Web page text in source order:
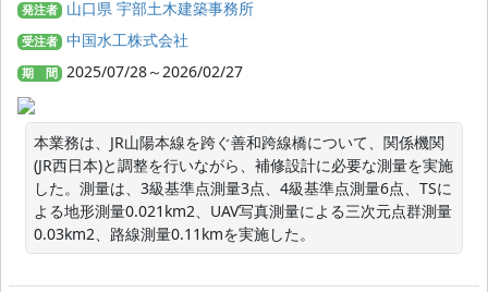
発注者 山口県 宇部土木建築事務所
受注者 中国水工株式会社
期 間 2025/07/28～2026/02/27
本業務は、JR山陽本線を跨ぐ善和跨線橋について、関係機関
(JR西日本)と調整を行いながら、補修設計に必要な測量を実施
した。測量は、3級基準点測量3点、4級基準点測量6点、TSに
よる地形測量0.021km2、UAV写真測量による三次元点群測量
0.03km2、路線測量0.11kmを実施した。